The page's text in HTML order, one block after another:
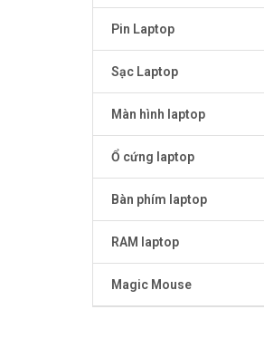
Pin Laptop
Sạc Laptop
Màn hình laptop
Ổ cứng laptop
Bàn phím laptop
RAM laptop
Magic Mouse
Magic Mouse
Màn hình laptop
Pin Laptop
Sạc Laptop